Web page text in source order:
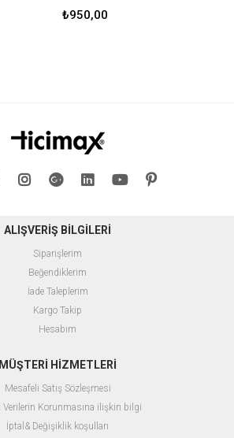
₺950,00
ALIŞVERİŞ BİLGİLERİ
Siparişlerim
Beğendiklerim
İade Taleplerim
Kargo Takip
Hesabım
MÜŞTERİ HİZMETLERİ
Mesafeli Satış Sözleşmesi
Verilerin Korunmasına ilişkin bilgi
İptal& Değişiklik koşulları